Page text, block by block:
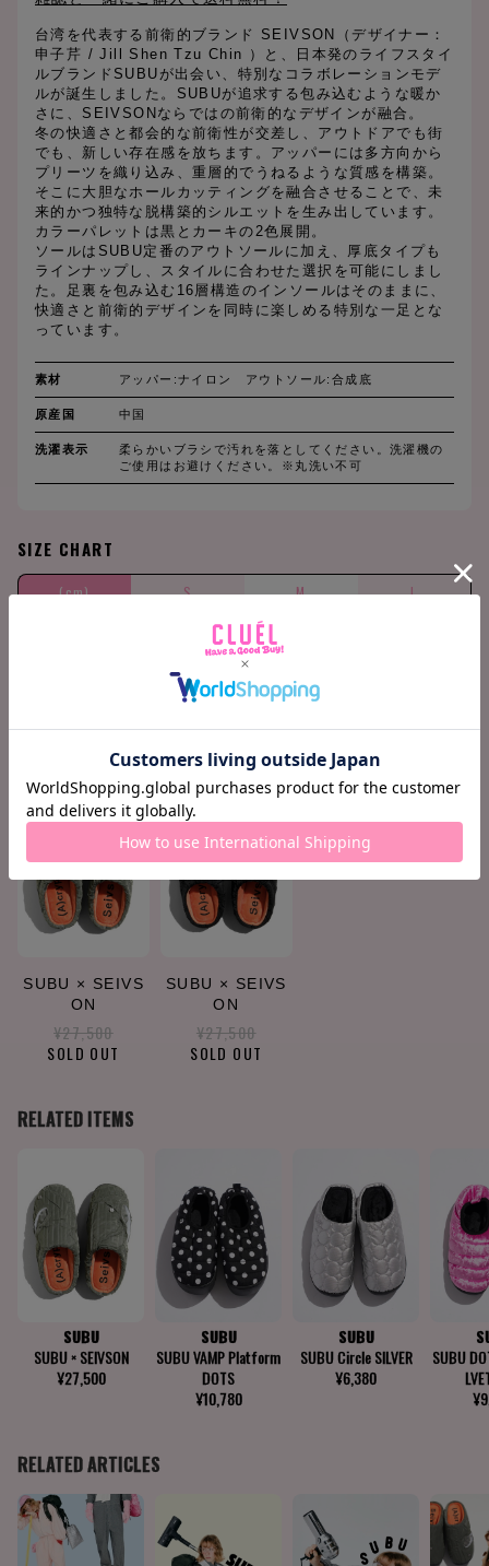
台湾を代表する前衛的ブランド SEIVSON（デザイナー：
申子芹 / Jill Shen Tzu Chin ）と、日本発のライフスタイ
ルブランドSUBUが出会い、特別なコラボレーションモデ
ルが誕生しました。SUBUが追求する包み込むような暖か
さに、SEIVSONならではの前衛的なデザインが融合。
冬の快適さと都会的な前衛性が交差し、アウトドアでも街
でも、新しい存在感を放ちます。アッパーには多方向から
プリーツを織り込み、重層的でうねるような質感を構築。
そこに大胆なホールカッティングを融合させることで、未
来的かつ独特な脱構築的シルエットを生み出しています。
カラーパレットは黒とカーキの2色展開。
ソールはSUBU定番のアウトソールに加え、厚底タイプも
ラインナップし、スタイルに合わせた選択を可能にしまし
た。足裏を包み込む16層構造のインソールはそのままに、
快適さと前衛的デザインを同時に楽しめる特別な一足とな
っています。
素材 アッパー:ナイロン アウトソール:合成底
原産国 中国
洗濯表示
柔らかいブラシで汚れを落としてください。洗濯機の
ご使用はお避けください。※丸洗い不可
SIZE CHART
(cm) S M
L
22.0-23.5 24.0-25.5
COORDINATE ITEMS
SUBU × SEIVS
ON
¥27,500
SOLD OUT
SUBU × SEIVS
ON
¥27,500
SOLD OUT